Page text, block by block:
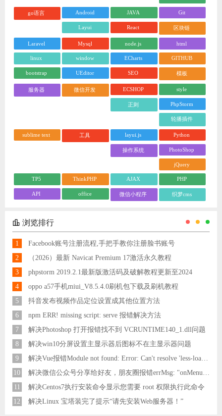
go语言 Android JAVA Git
Layui React 区块链
Laravel Mysql node.js html
linux window ECharts GITHUB
bootstrap UEditor SEO 模板
服务器 微信开发 ECSHOP style
正则 PhpStorm
轮播插件
sublime text 工具 layui.js Python
操作系统 PhotoShop
jQuery
TP5 ThinkPHP AJAX PHP
API office 微信小程序 织梦cms
浏览排行
1
Facebook账号注册流程,手把手教你注册脸书账号
2
（2026）最新 Navicat Premium 17激活永久教程
3
phpstorm 2019.2.1最新版激活码及破解教程更新至2024
4
oppo a57手机miui_V8.5.4.0刷机包下载及刷机教程
5
抖音发布视频作品定位设置成其他位置方法
6
npm ERR! missing script: serve 报错解决方法
7
解决Photoshop 打开报错找不到 VCRUNTIME140_1.dll问题
8
解决win10分屏设置主显示器后图标不在主显示器问题
9
解决Vue报错Module not found: Error: Can't resolve 'less-loader' in 'C:\Users\Hm\Desktop\vue\vue_shop'问题
10
11
解决Centos7执行安装命令显示您需要 root 权限执行此命令
12
解决Linux 宝塔装完了提示“请先安装Web服务器！”